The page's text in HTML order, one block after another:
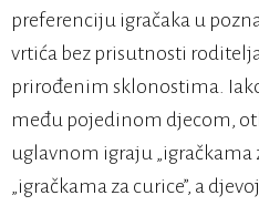
preferenciju igračaka u
vrtića bez prisutnosti
prirođenim sklonostima.
među pojedinom djecom,
uglavnom igraju „igračkama
„igračkama za curice”, a